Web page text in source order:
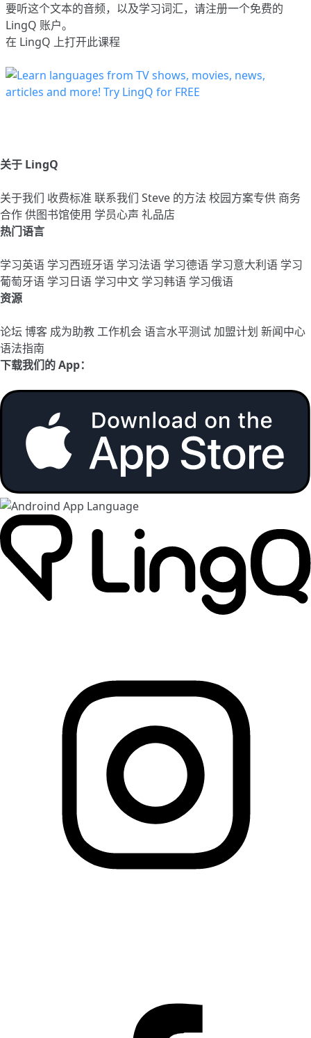
要听这个文本的音频，以及学习词汇，请注册一个免费的
LingQ 账户。
在 LingQ 上打开此课程
关于 LingQ
关于我们 收费标准 联系我们 Steve 的方法 校园方案专供 商务
合作供图书馆使用 学员心声 礼品店
热门语言
学习英语 学习西班牙语 学习法语 学习德语 学习意大利语 学习
葡萄牙语 学习日语 学习中文 学习韩语 学习俄语
资源
论坛 博客 成为助教工作机会语言水平测试加盟计划 新闻中心
语法指南
下载我们的 App：